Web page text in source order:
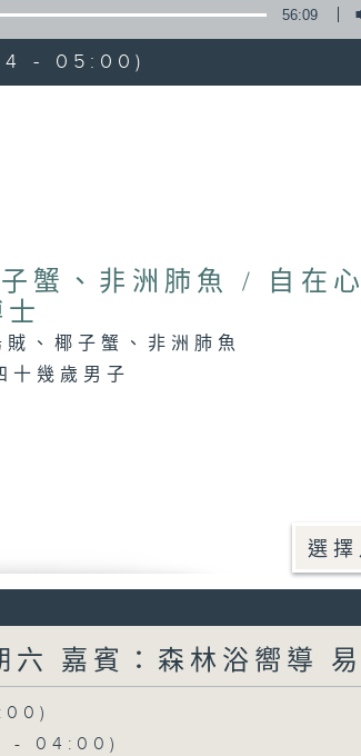
56:09
- 05:00)
蟹、非洲肺魚 / 自在
、椰子蟹、非洲肺魚
幾歲男子
嘉賓：森林浴嚮導
- 04:00)